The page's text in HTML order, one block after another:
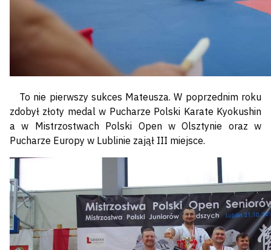
To nie pierwszy sukces Mateusza. W poprzednim roku
zdobył złoty medal w Pucharze Polski Karate Kyokushin
a w Mistrzostwach Polski Open w Olsztynie oraz w
Pucharze Europy w Lublinie zajął III miejsce.